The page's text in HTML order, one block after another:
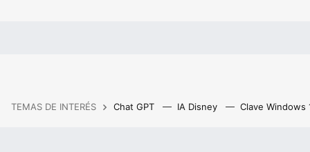
TEMAS DE INTERÉS Chat GPT IA Disney Clave Windows